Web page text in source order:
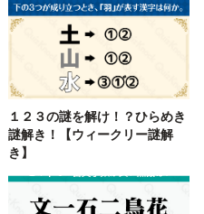
１２３の謎を解け！？ひらめき
謎解き！【ウィークリー謎解
き】